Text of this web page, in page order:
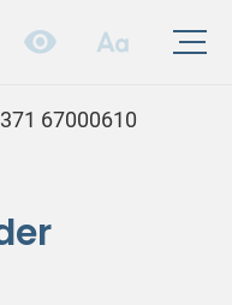
67000610